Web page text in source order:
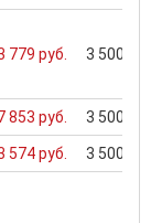
779 руб. 3 500
853 руб. 3 500
574 руб. 3 500